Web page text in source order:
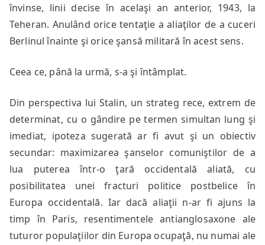
învinse, linii decise în acelaşi an anterior, 1943, la
Teheran. Anulând orice tentaţie a aliaţilor de a cuceri
Berlinul înainte şi orice şansă militară în acest sens.
Ceea ce, până la urmă, s-a şi întâmplat.
Din perspectiva lui Stalin, un strateg rece, extrem de
determinat, cu o gândire pe termen simultan lung şi
imediat, ipoteza sugerată ar fi avut şi un obiectiv
secundar: maximizarea şanselor comuniştilor de a
lua puterea într-o ţară occidentală aliată, cu
posibilitatea unei fracturi politice postbelice în
Europa occidentală. Iar dacă aliaţii n-ar fi ajuns la
timp în Paris, resentimentele antianglosaxone ale
tuturor populaţiilor din Europa ocupaţă, nu numai ale